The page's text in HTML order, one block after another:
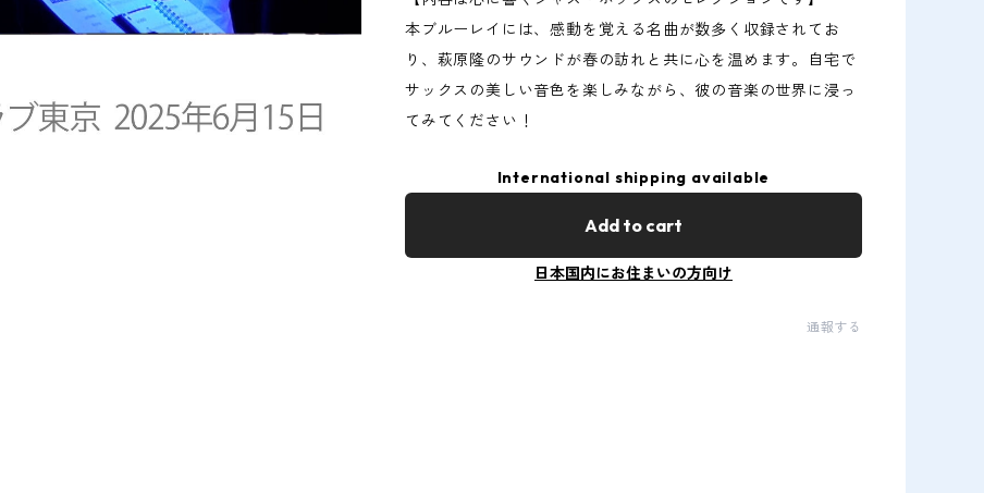
本ブルーレイには、感動を覚える名曲が数多く収録されてお
り、萩原隆のサウンドが春の訪れと共に心を温めます。自宅で
サックスの美しい音色を楽しみながら、彼の音楽の世界に浸っ
てみてください！
International shipping available
Add to cart
日本国内にお住まいの方向け
通報する